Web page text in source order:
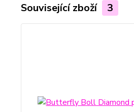
Související zboží 3